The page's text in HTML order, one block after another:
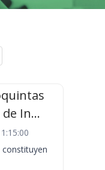
In...
constituyen